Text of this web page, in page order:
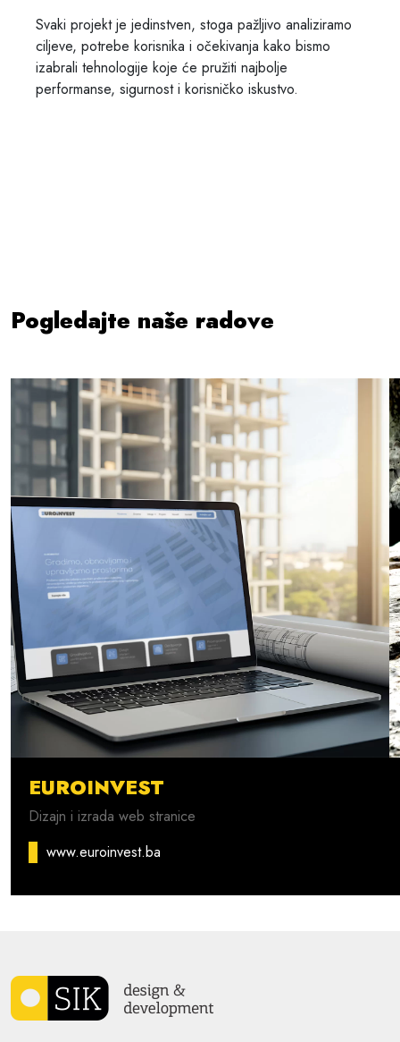
Svaki projekt je jedinstven, stoga pažljivo analiziramo
ciljeve, potrebe korisnika i očekivanja kako bismo
izabrali tehnologije koje će pružiti najbolje
performanse, sigurnost i korisničko iskustvo.
Pogledajte naše radove
EUROINVEST
Dizajn i izrada web stranice
www.euroinvest.ba